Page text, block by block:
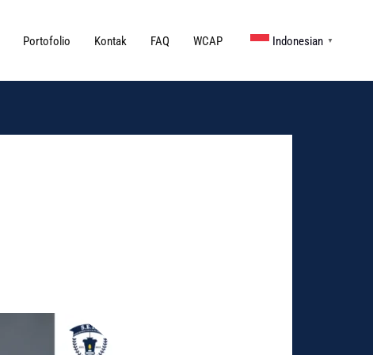
Portofolio Kontak FAQ WCAP Indonesian ▼